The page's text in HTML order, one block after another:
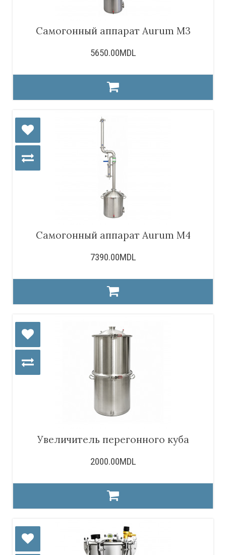
Самогонный аппарат Aurum M3
5650.00MDL
Самогонный аппарат Aurum M4
7390.00MDL
Увеличитель перегонного куба
2000.00MDL